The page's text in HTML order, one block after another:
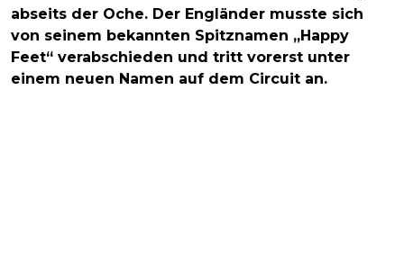
abseits der Oche. Der Engländer musste sich
von seinem bekannten Spitznamen „Happy
Feet“ verabschieden und tritt vorerst unter
einem neuen Namen auf dem Circuit an.